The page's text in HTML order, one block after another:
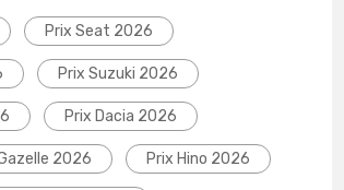
Prix Seat 2026
Prix Suzuki 2026
Prix Dacia 2026
2026 Prix Hino 2026